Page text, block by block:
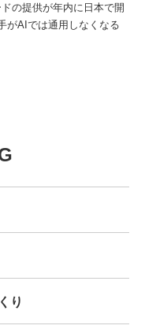
の提供が年内に日本で開
がAIでは通用しなくなる
り